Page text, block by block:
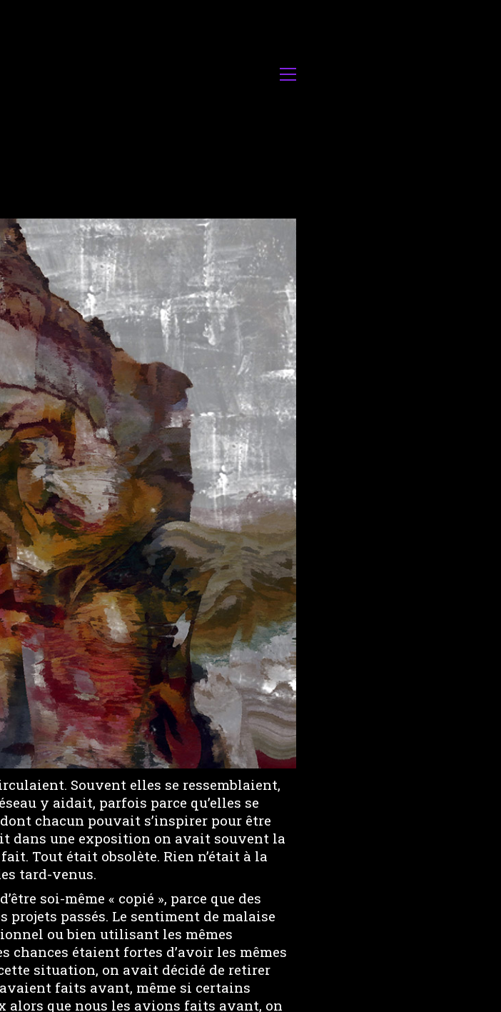
Souvent elles se ressemblaient,
y aidait, parfois parce qu’elles se
chacun pouvait s’inspirer pour être
dans une exposition on avait souvent la
Tout était obsolète. Rien n’était à la
tard-venus.
soi-même « copié », parce que des
projets passés. Le sentiment de malaise
ou bien utilisant les mêmes
chances étaient fortes d’avoir les mêmes
situation, on avait décidé de retirer
faits avant, même si certains
alors que nous les avions faits avant, on